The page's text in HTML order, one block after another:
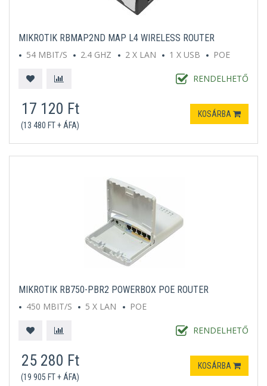
MIKROTIK RBMAP2ND MAP L4 WIRELESS ROUTER
54 MBIT/S
2.4 GHZ 2 X LAN 1 X USB POE
RENDELHETŐ
17 120 Ft
(13 480 FT + ÁFA)
KOSÁRBA
MIKROTIK RB750-PBR2 POWERBOX POE ROUTER
450 MBIT/S
5 X LAN POE
RENDELHETŐ
25 280 Ft
(19 905 FT + ÁFA)
KOSÁRBA